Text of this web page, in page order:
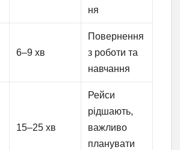
ня
6–9 хв
Повернення
з роботи та
навчання
15–25 хв
Рейси
рідшають,
важливо
планувати